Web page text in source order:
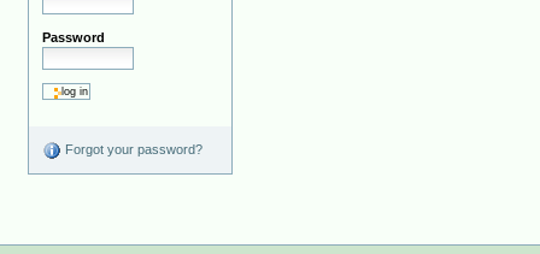
Password
Forgot your password?